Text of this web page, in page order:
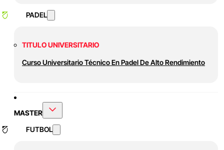
PADEL
TITULO UNIVERSITARIO
Curso Universitario Técnico En Padel De Alto Rendimiento
MASTER
FUTBOL